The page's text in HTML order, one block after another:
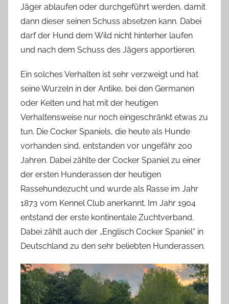
Jäger ablaufen oder durchgeführt werden, damit
dann dieser seinen Schuss absetzen kann. Dabei
darf der Hund dem Wild nicht hinterher laufen
und nach dem Schuss des Jägers apportieren.
Ein solches Verhalten ist sehr verzweigt und hat
seine Wurzeln in der Antike, bei den Germanen
oder Kelten und hat mit der heutigen
Verhaltensweise nur noch eingeschränkt etwas zu
tun. Die Cocker Spaniels, die heute als Hunde
vorhanden sind, entstanden vor ungefähr 200
Jahren. Dabei zählte der Cocker Spaniel zu einer
der ersten Hunderassen der heutigen
Rassehundezucht und wurde als Rasse im Jahr
1873 vom Kennel Club anerkannt. Im Jahr 1904
entstand der erste kontinentale Zuchtverband.
Dabei zählt auch der „Englisch Cocker Spaniel“ in
Deutschland zu den sehr beliebten Hunderassen.